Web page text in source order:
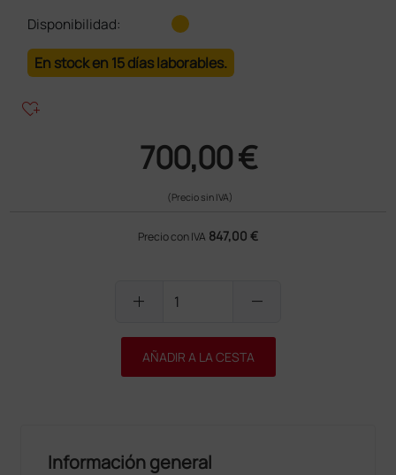
Disponibilidad:
En stock en 15 días laborables.
heart_plus
700,00 €
(Precio sin IVA)
Precio con IVA 847,00 €
add remove
AÑADIR A LA CESTA
Información general